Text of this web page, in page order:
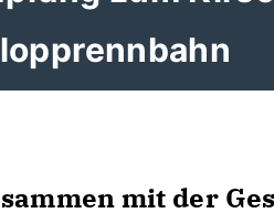
mit der